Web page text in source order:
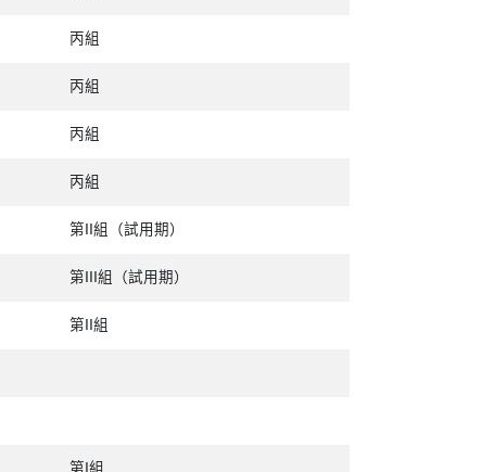
丙組
丙組
丙組
丙組
第II組（試用期）
第III組（試用期）
第II組
第I組